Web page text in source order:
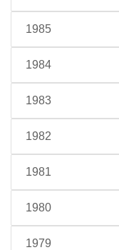
1985
1984
1983
1982
1981
1980
1979